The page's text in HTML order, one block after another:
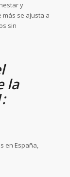
y
más se ajusta a
sin
la
en España,